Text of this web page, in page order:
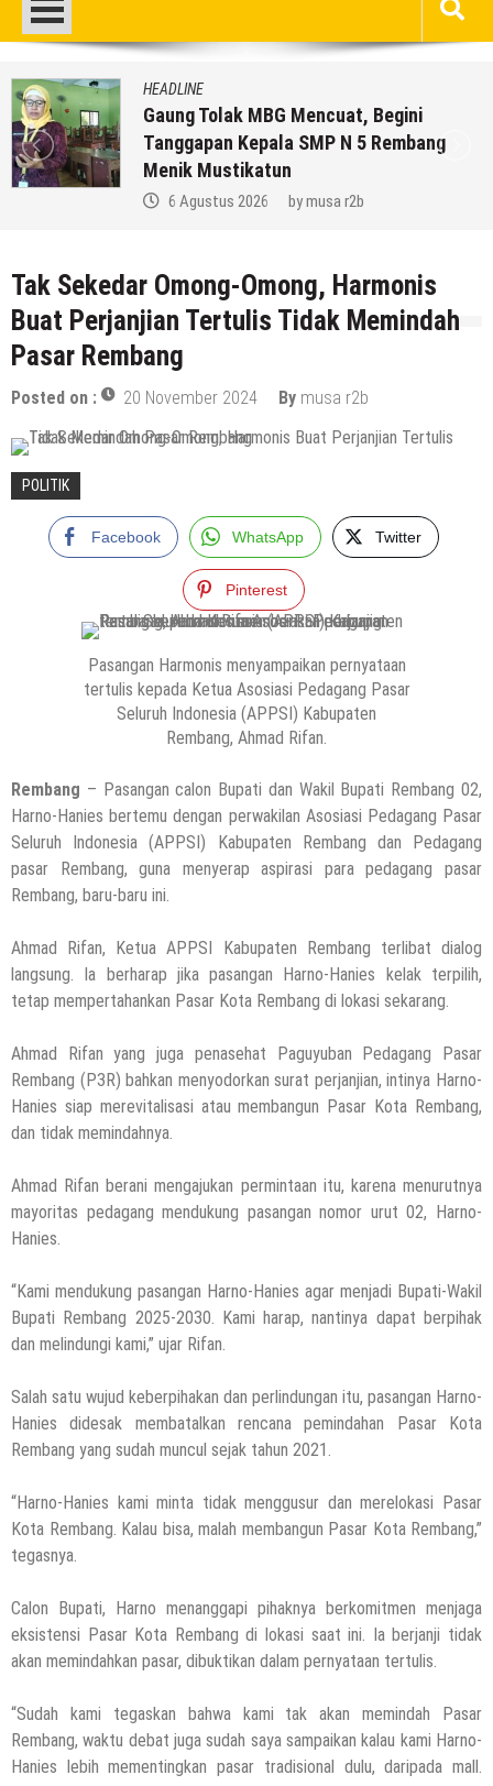
HEADLINE
Gaung Tolak MBG Mencuat, Begini
Tanggapan Kepala SMP N 5 Rembang
Menik Mustikatun
6 Agustus 2026 bymusa r2b
Tak Sekedar Omong-Omong, Harmonis
Buat Perjanjian Tertulis Tidak Memindah
Pasar Rembang
Posted on : 20 November 2024 By musa r2b
POLITIK
Facebook WhatsApp Twitter
Pinterest
Pasangan Harmonis menyampaikan pernyataan
tertulis kepada Ketua Asosiasi Pedagang Pasar
Seluruh Indonesia (APPSI) Kabupaten
Rembang, Ahmad Rifan.
Rembang – Pasangan calon Bupati dan Wakil Bupati Rembang 02,
Harno-Hanies bertemu dengan perwakilan Asosiasi Pedagang Pasar
Seluruh Indonesia (APPSI) Kabupaten Rembang dan Pedagang
pasar Rembang, guna menyerap aspirasi para pedagang pasar
Rembang, baru-baru ini.
Ahmad Rifan, Ketua APPSI Kabupaten Rembang terlibat dialog
langsung. Ia berharap jika pasangan Harno-Hanies kelak terpilih,
tetap mempertahankan Pasar Kota Rembang di lokasi sekarang.
Ahmad Rifan yang juga penasehat Paguyuban Pedagang Pasar
Rembang (P3R) bahkan menyodorkan surat perjanjian, intinya Harno-
Hanies siap merevitalisasi atau membangun Pasar Kota Rembang,
dan tidak memindahnya.
Ahmad Rifan berani mengajukan permintaan itu, karena menurutnya
mayoritas pedagang mendukung pasangan nomor urut 02, Harno-
Hanies.
“Kami mendukung pasangan Harno-Hanies agar menjadi Bupati-Wakil
Bupati Rembang 2025-2030. Kami harap, nantinya dapat berpihak
dan melindungi kami,” ujar Rifan.
Salah satu wujud keberpihakan dan perlindungan itu, pasangan Harno-
Hanies didesak membatalkan rencana pemindahan Pasar Kota
Rembang yang sudah muncul sejak tahun 2021.
“Harno-Hanies kami minta tidak menggusur dan merelokasi Pasar
Kota Rembang. Kalau bisa, malah membangun Pasar Kota Rembang,”
tegasnya.
Calon Bupati, Harno menanggapi pihaknya berkomitmen menjaga
eksistensi Pasar Kota Rembang di lokasi saat ini. Ia berjanji tidak
akan memindahkan pasar, dibuktikan dalam pernyataan tertulis.
“Sudah kami tegaskan bahwa kami tak akan memindah Pasar
Rembang, waktu debat juga sudah saya sampaikan kalau kami Harno-
Hanies lebih mementingkan pasar tradisional dulu, daripada mall.